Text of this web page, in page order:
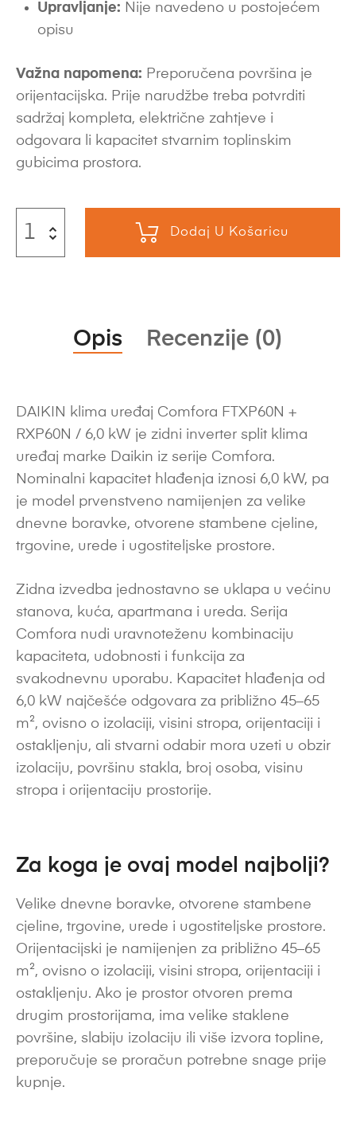
Upravljanje: Nije navedeno u postojećem
opisu
Važna napomena: Preporučena površina je
orijentacijska. Prije narudžbe treba potvrditi
sadržaj kompleta, električne zahtjeve i
odgovara li kapacitet stvarnim toplinskim
gubicima prostora.
Dodaj U Košaricu
Opis Recenzije (0)
DAIKIN klima uređaj Comfora FTXP60N +
RXP60N / 6,0 kW je zidni inverter split klima
uređaj marke Daikin iz serije Comfora.
Nominalni kapacitet hlađenja iznosi 6,0 kW, pa
je model prvenstveno namijenjen za velike
dnevne boravke, otvorene stambene cjeline,
trgovine, urede i ugostiteljske prostore.
Zidna izvedba jednostavno se uklapa u većinu
stanova, kuća, apartmana i ureda. Serija
Comfora nudi uravnoteženu kombinaciju
kapaciteta, udobnosti i funkcija za
svakodnevnu uporabu. Kapacitet hlađenja od
6,0 kW najčešće odgovara za približno 45–65
m², ovisno o izolaciji, visini stropa, orijentaciji i
ostakljenju, ali stvarni odabir mora uzeti u obzir
izolaciju, površinu stakla, broj osoba, visinu
stropa i orijentaciju prostorije.
Za koga je ovaj model najbolji?
Velike dnevne boravke, otvorene stambene
cjeline, trgovine, urede i ugostiteljske prostore.
Orijentacijski je namijenjen za približno 45–65
m², ovisno o izolaciji, visini stropa, orijentaciji i
ostakljenju. Ako je prostor otvoren prema
drugim prostorijama, ima velike staklene
površine, slabiju izolaciju ili više izvora topline,
preporučuje se proračun potrebne snage prije
kupnje.